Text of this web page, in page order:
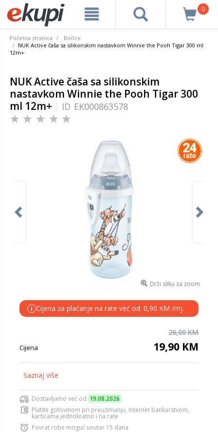
0
Početna stranica
Bočice
NUK Active čaša sa silikonskim nastavkom Winnie the Pooh Tigar 300 ml
12m+
NUK Active čaša sa silikonskim
nastavkom Winnie the Pooh Tigar 300
ml 12m+
ID EK000863578
Drži sliku za zoom
i Cijena za plaćanje na rate već od: 0,90 KM /mj.
26,00 KM
Cijena 19,90 KM
Saznaj više
Dostavljamo već od 19.08.2026
Platite gotovinom pri preuzimanju, Internet bankarstvom,
karticama jednokratno i na rate
Povrat robe moguć unutar 15 dana